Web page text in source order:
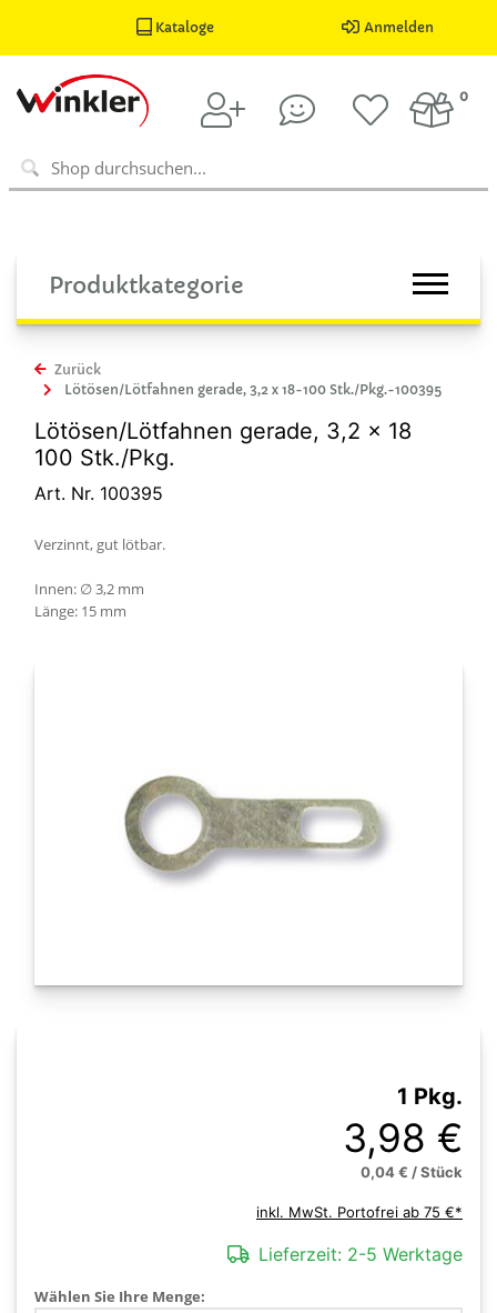
Kataloge Anmelden
0
Produktkategorie
Zurück
Lötösen/Lötfahnen gerade, 3,2 x 18-100 Stk./Pkg.-100395
Lötösen/Lötfahnen gerade, 3,2 x 18
100 Stk./Pkg.
Art. Nr. 100395
Verzinnt, gut lötbar.
Innen: ∅ 3,2 mm
Länge: 15 mm
1 Pkg.
3,98 €
0,04 € / Stück
inkl. MwSt. Portofrei ab 75 €*
Lieferzeit: 2-5 Werktage
Wählen Sie Ihre Menge: